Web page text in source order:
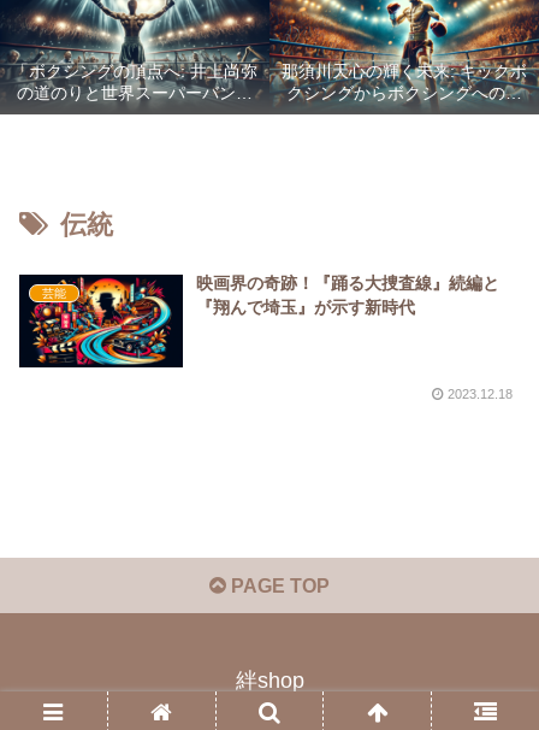
「ボクシングの頂点へ: 井上尚弥
の道のりと世界スーパーバンタ
ム級統一戦の全貌」
那須川天心の輝く未来: キックボ
クシングからボクシングへの成
功した転身
伝統
芸能
映画界の奇跡！『踊る大捜査線』続編と
『翔んで埼玉』が示す新時代
2023.12.18
PAGE TOP
絆shop
© 2023 絆shop.